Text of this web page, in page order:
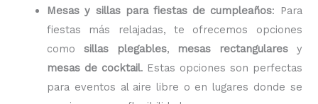
Mesas y sillas para fiestas de cumpleaños: Para
fiestas más relajadas, te ofrecemos opciones
como sillas plegables, mesas rectangularesy
mesas de cocktail. Estas opciones son perfectas
para eventos al aire libre o en lugares donde se